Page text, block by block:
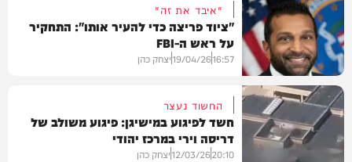
בעולם
בעולם
"איבד את זה"
"ציוד פריצה כדי להעיר אותו": התחקיר
על ראש ה-FBI
16:57
19/04/26יצחק כהן
החשוד נעצר
חשד לפיגוע במישיגן: פיגוע משולב של
דריסה וירי במרכז יהודי
20:10
12/03/26יצחק כהן